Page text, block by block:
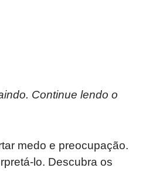
Continue lendo o
medo e preocupação.
lo. Descubra os